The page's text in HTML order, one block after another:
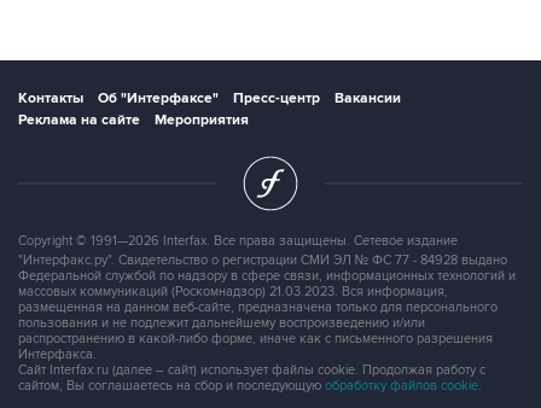
Контакты Об "Интерфаксе" Пресс-центр
Вакансии
Реклама на сайте
Мероприятия
Copyright © 1991—2026 Interfax. Все права защищены. Сетевое издание
"Интерфакс.ру". Свидетельство о регистрации СМИ ЭЛ № ФС 77 - 84928 выдано
Федеральной службой по надзору в сфере связи, информационных технологий и
массовых коммуникаций (Роскомнадзор) 21.03.2023. Вся информация,
размещенная на данном веб-сайте, предназначена только для персонального
пользования и не подлежит дальнейшему воспроизведению и/или
распространению в какой-либо форме, иначе как с письменного разрешения
Интерфакса.
Сайт Interfax.ru (далее – сайт) использует файлы cookie. Продолжая работу с
сайтом, Вы соглашаетесь на сбор и последующую обработку файлов cookie.